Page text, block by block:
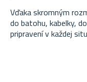
Vďaka skromným
do batohu, kabelky,
pripravení v každej